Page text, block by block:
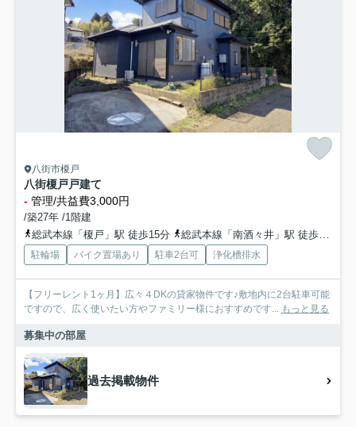
八街市榎戸
八街榎戸戸建て
- 管理/共益費3,000円
/築27年 /1階建
総武本線「榎戸」駅 徒歩15分
総武本線「南酒々井」駅 徒歩45分
駐輪場 バイク置場あり 駐車2台可 浄化槽排水
【フリーレント1ヶ月】広々４DKの貸家物件です♪敷地内に2台駐車可能
ですので、広く使いたい方やファミリー様におすすめです... もっと見る
募集中の部屋
過去掲載物件